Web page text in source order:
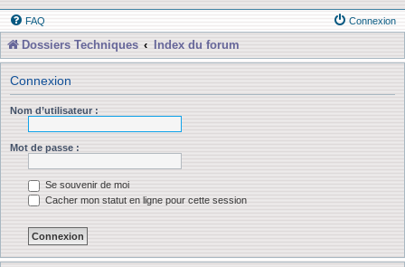
FAQ Connexion
Dossiers Techniques Index du forum
Connexion
Nom d’utilisateur :
Mot de passe :
Se souvenir de moi
Cacher mon statut en ligne pour cette session